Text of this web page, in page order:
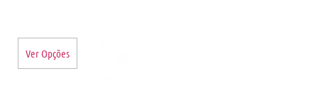
Ver Opções